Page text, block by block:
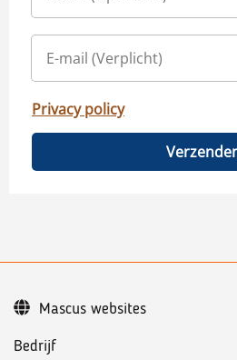
Privacy policy
Bedrijf
Mascus websites